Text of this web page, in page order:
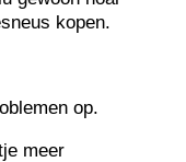
kopen.
op.
meer